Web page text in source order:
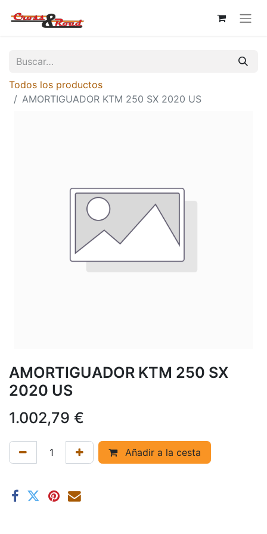
Todos los productos
AMORTIGUADOR KTM 250 SX 2020 US
AMORTIGUADOR KTM 250 SX
2020 US
1.002,79 €
Añadir a la cesta